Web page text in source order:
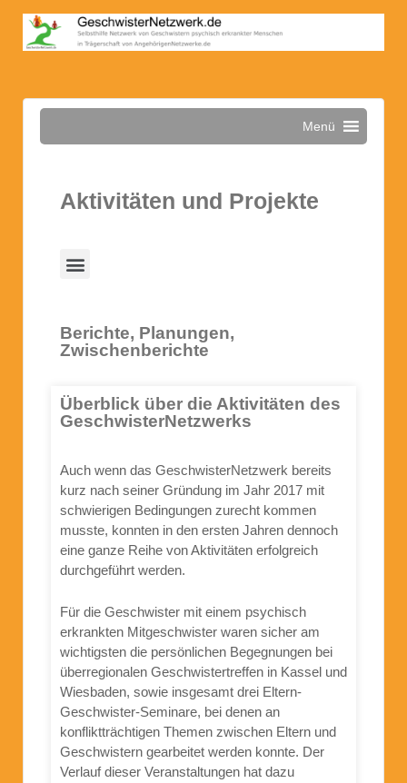
Menü
Aktivitäten und Projekte
Berichte, Planungen,
Zwischenberichte
Überblick über die Aktivitäten des
GeschwisterNetzwerks
Auch wenn das GeschwisterNetzwerk bereits
kurz nach seiner Gründung im Jahr 2017 mit
schwierigen Bedingungen zurecht kommen
musste, konnten in den ersten Jahren dennoch
eine ganze Reihe von Aktivitäten erfolgreich
durchgeführt werden.
Für die Geschwister mit einem psychisch
erkrankten Mitgeschwister waren sicher am
wichtigsten die persönlichen Begegnungen bei
überregionalen Geschwistertreffen in Kassel und
Wiesbaden, sowie insgesamt drei Eltern-
Geschwister-Seminare, bei denen an
konfliktträchtigen Themen zwischen Eltern und
Geschwistern gearbeitet werden konnte. Der
Verlauf dieser Veranstaltungen hat dazu